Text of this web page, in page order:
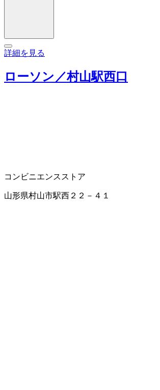
詳細を見る
ローソン／村山駅西口
コンビニエンスストア
山形県村山市駅西２２－４１